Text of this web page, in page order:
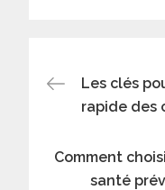
Post
Les clés
rapide des
Comment
santé